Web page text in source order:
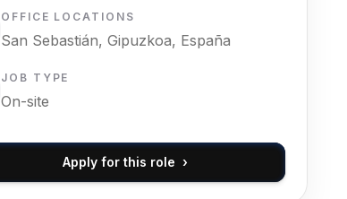
OFFICE LOCATIONS
San Sebastián, Gipuzkoa, España
JOB TYPE
On-site
Apply for this role ›